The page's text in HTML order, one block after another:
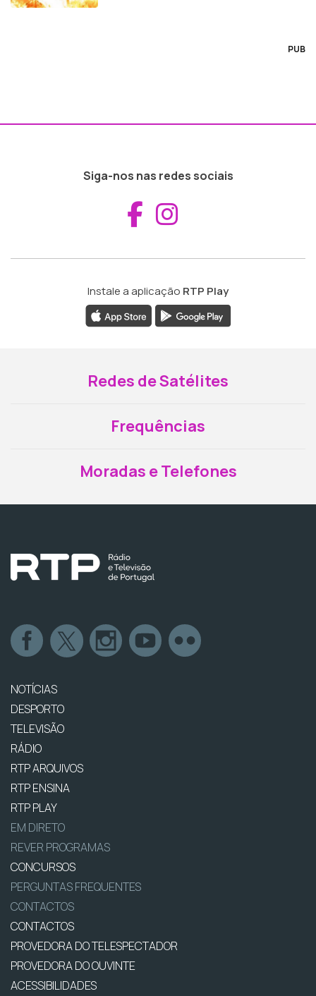
PUB
Siga-nos nas redes sociais
Aceder ao
Instale a aplicação RTP Play
Redes de Satélites
Frequências
Moradas e Telefones
NOTÍCIAS
DESPORTO
TELEVISÃO
RÁDIO
RTP ARQUIVOS
RTP ENSINA
RTP PLAY
EM DIRETO
REVER PROGRAMAS
CONCURSOS
PERGUNTAS FREQUENTES
CONTACTOS
CONTACTOS
PROVEDORA DO TELESPECTADOR
PROVEDORA DO OUVINTE
ACESSIBILIDADES